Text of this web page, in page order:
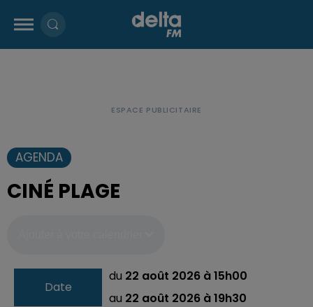
AGENDA
CINÉ PLAGE
Date
du 22 août 2026 à 15h00
au 22 août 2026 à 19h30